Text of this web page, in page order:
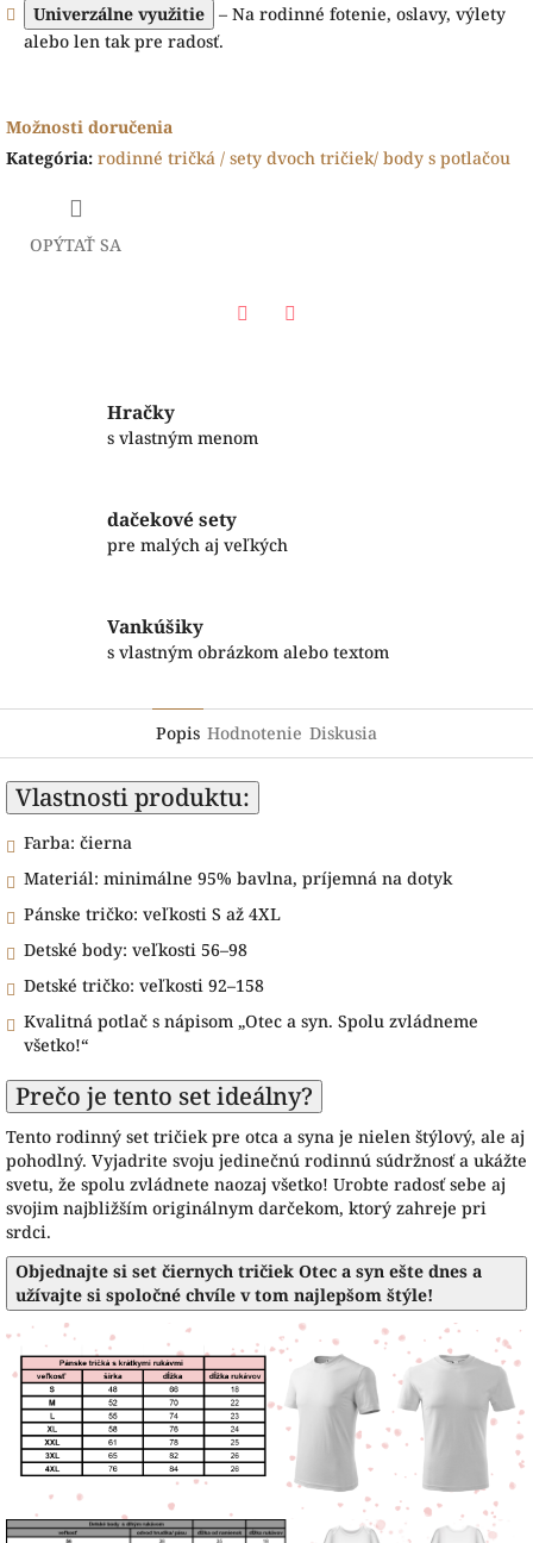
Univerzálne využitie
– Na rodinné fotenie, oslavy, výlety
alebo len tak pre radosť.
Možnosti doručenia
Kategória: rodinné tričká / sety dvoch tričiek/ body s potlačou
OPÝTAŤ SA
Hračky
s vlastným menom
dačekové sety
pre malých aj veľkých
Vankúšiky
s vlastným obrázkom alebo textom
Popis Hodnotenie Diskusia
Vlastnosti produktu:
Farba: čierna
Materiál: minimálne 95% bavlna, príjemná na dotyk
Pánske tričko: veľkosti S až 4XL
Detské body: veľkosti 56–98
Detské tričko: veľkosti 92–158
Kvalitná potlač s nápisom „Otec a syn. Spolu zvládneme
všetko!“
Prečo je tento set ideálny?
Tento rodinný set tričiek pre otca a syna je nielen štýlový, ale aj
pohodlný. Vyjadrite svoju jedinečnú rodinnú súdržnosť a ukážte
svetu, že spolu zvládnete naozaj všetko! Urobte radosť sebe aj
svojim najbližším originálnym darčekom, ktorý zahreje pri
srdci.
Objednajte si set čiernych tričiek Otec a syn ešte dnes a
užívajte si spoločné chvíle v tom najlepšom štýle!